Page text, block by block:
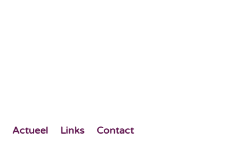
Actueel Links Contact